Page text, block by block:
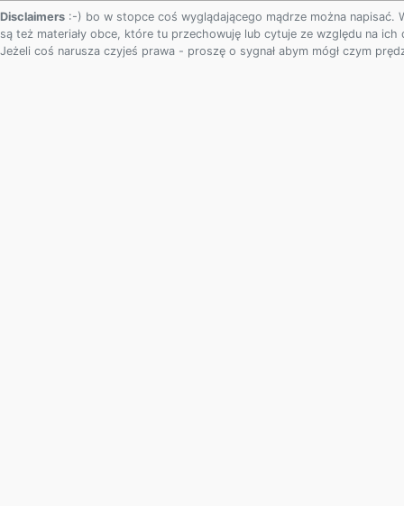
Disclaimers :-) bo w stopce coś wyglądającego mądrze można napisać.
są też materiały obce, które tu przechowuję lub cytuje ze względu na
Jeżeli coś narusza czyjeś prawa - proszę o sygnał abym mógł czym